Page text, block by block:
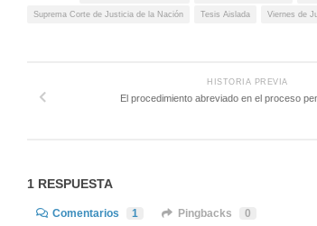
Suprema Corte de Justicia de la Nación Tesis Aislada Viernes de
HISTORIA PREVIA
El procedimiento abreviado en el proceso
1 RESPUESTA
Comentarios 1 Pingbacks 0